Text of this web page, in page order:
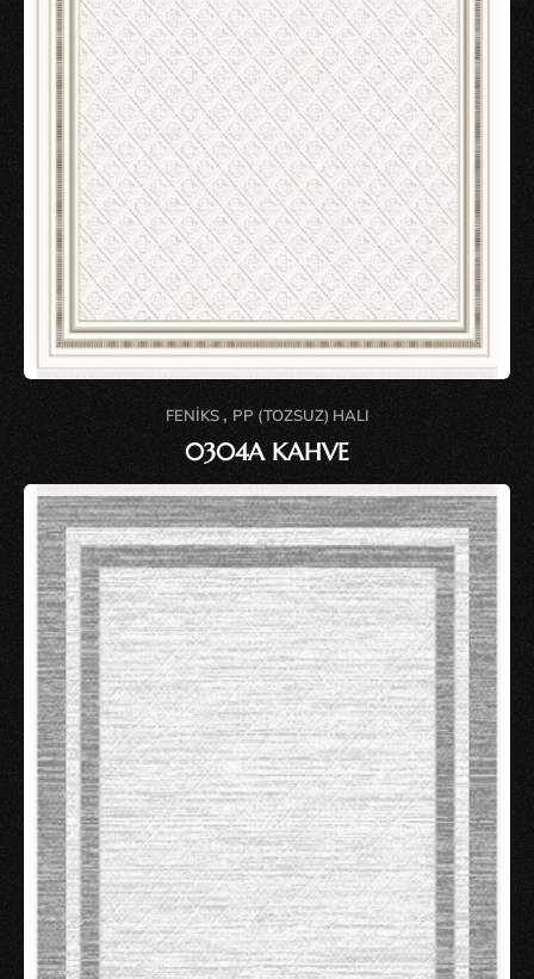
FENIKS , PP (TOZSUZ) HALI
0304A KAHVE